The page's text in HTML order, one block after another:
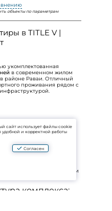
объекты по параметрам
в TITLE V |
укомплектованная
в современном жилом
в районе Раваи. Отличный
проживания рядом с
с кухонной зоной
мебели и бытовой техники
комплекса:
сайт использует файлы cookie
удобной и корректной работы
Согласен